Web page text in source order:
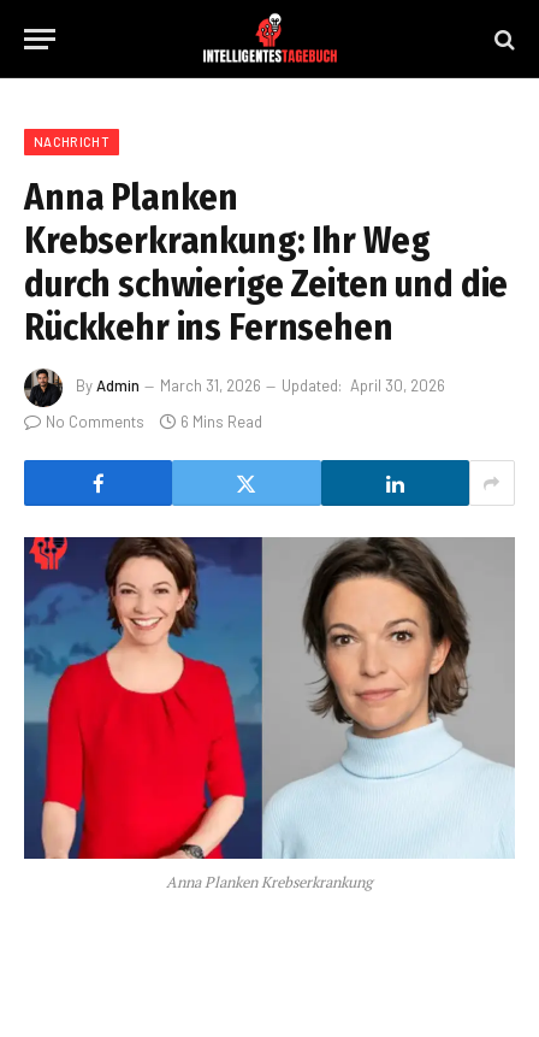
NACHRICHT
Anna Planken
Krebserkrankung: Ihr Weg
durch schwierige Zeiten und die
Rückkehr ins Fernsehen
ByAdmin March 31, 2026 Updated: April 30, 2026
No Comments
6 Mins Read
Anna Planken Krebserkrankung